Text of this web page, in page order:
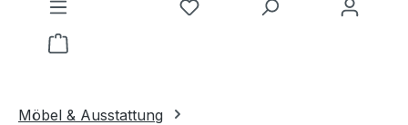
Du hast 0 Produkte auf dem
Warenkorb enthält 0 Positionen. Der
Möbel & Ausstattung